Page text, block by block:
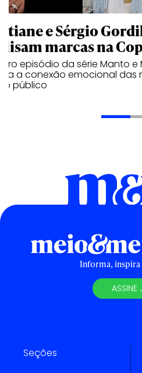
e Sérgio
marcas na
episódio da série Manto e
a conexão emocional das
o público
Informa, inspira
ASSINE
Seções